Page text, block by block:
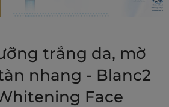
trắng da, mờ
nhang - Blanc2
Face